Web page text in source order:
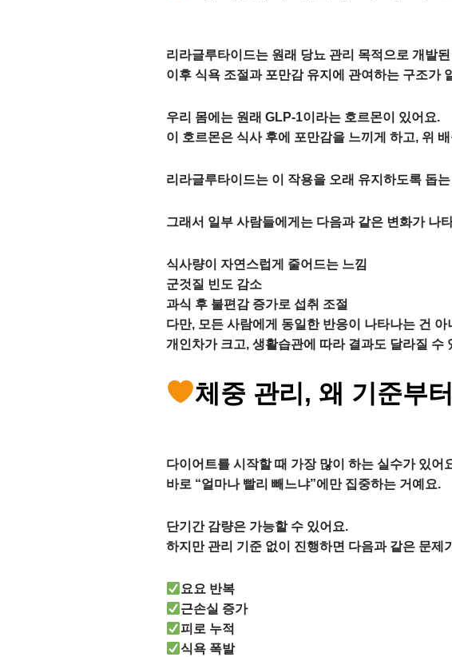
리라글루타이드는 원래 당뇨 관리 목적 으로 개발
이후 식욕 조절과 포만감 유지에 관여하는 구조가
우리 몸에는 원래 GLP-1이라는 호르몬이 있어요.
이 호르몬은 식사 후에 포만감을 느끼게 하고, 위
리라글루타이드는 이 작용을 오래 유지하도록 돕
그래서 일부 사람들에게는 다음과 같은 변화가 나
식사량이 자연스럽게 줄어드는 느낌
군것질 빈도 감소
과식 후 불편감 증가로 섭취 조절
다만, 모든 사람에게 동일한 반응이 나타나는 건 아
개인차가 크고, 생활습관에 따라 결과도 달라질 수
체중 관리, 왜 기준부
다이어트를 시작할 때 가장 많이 하는 실수가 있어
바로 “얼마나 빨리 빼느냐”에만 집중하는 거예요.
단기간 감량은 가능할 수 있어요.
하지만 관리 기준 없이 진행하면 다음과 같은 문제
요요 반복
근손실 증가
피로 누적
식욕 폭발